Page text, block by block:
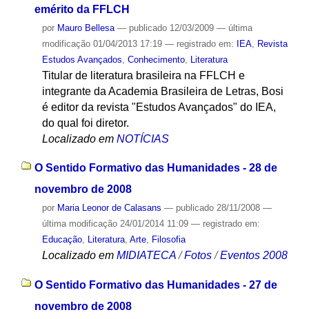
emérito da FFLCH
por Mauro Bellesa — publicado12/03/2009 — última
modificação01/04/2013 17:19 — registrado em: IEA, Revista
Estudos Avançados Conhecimento, Literatura
Titular de literatura brasileira na FFLCH e
integrante da Academia Brasileira de Letras, Bosi
é editor da revista "Estudos Avançados" do IEA,
do qual foi diretor.
Localizado em NOTÍCIAS
O Sentido Formativo das Humanidades - 28 de
novembro de 2008
por Maria Leonor de Calasans — publicado28/11/2008 —
última modificação24/01/2014 11:09 — registrado em:
Educação, Literatura, Arte, Filosofia
Localizado em MIDIATECA /Fotos /Eventos 2008
O Sentido Formativo das Humanidades - 27 de
novembro de 2008